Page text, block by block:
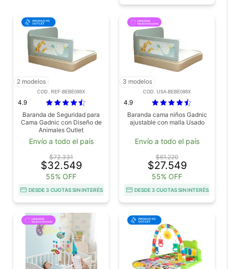
2 modelos
COD. REF-BEBE098X
4.9
Baranda de Seguridad para
Cama Gadnic con Diseño de
Animales Outlet
Envío a todo el país
$72.331
$32.549
55% OFF
DESDE 3 CUOTAS SIN INTERÉS
3 modelos
COD. USA-BEBE098X
4.9
Baranda cama niños Gadnic
ajustable con malla Usado
Envío a todo el país
$61.220
$27.549
55% OFF
DESDE 3 CUOTAS SIN INTERÉS